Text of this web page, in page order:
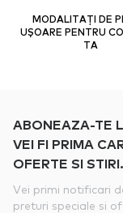
MODALITAȚI DE
UȘOARE PENTRU
TA
ABONEAZA-TE
VEI FI PRIMA
OFERTE SI STIRI.
Vei primi notificari
preturi speciale si